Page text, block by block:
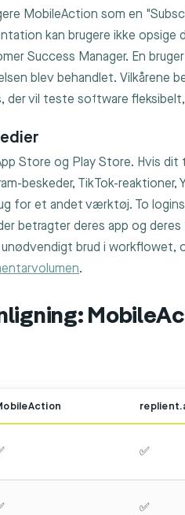
MobileAction som en
kan brugere ikke opsige
Success Manager. En
blev behandlet. Vilkårene
der vil teste software
Store og Play Store. Hvis dit
beskeder, TikTok-reaktioner,
for et andet værktøj. To
betragter deres app og
brud i workflowet,
.
✅
✅